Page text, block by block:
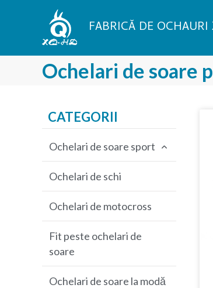
FABRICĂ DE
Ochelari de soare
CATEGORII
Ochelari de soare sport
Ochelari de soare pentru
ciclism
Ochelari de soare de
pescuit
baseball
Ochelari de schi
Ochelari de motocross
Fit peste ochelari de
soare
Ochelari de soare la modă